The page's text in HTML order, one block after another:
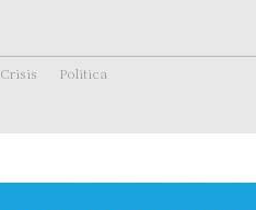
Crisis Politica